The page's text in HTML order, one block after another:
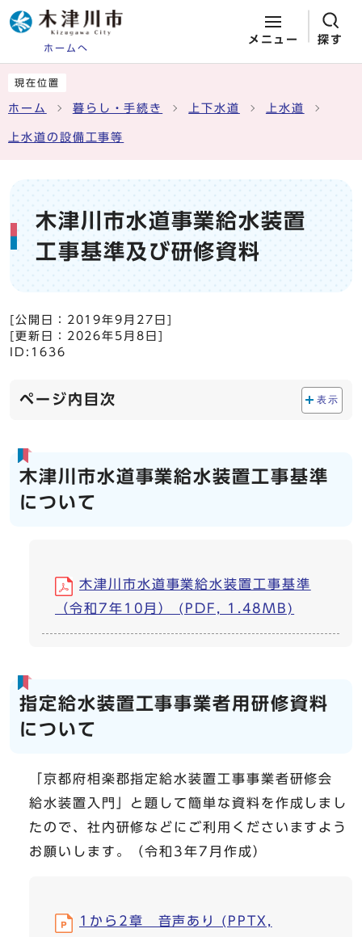
ホームへ
メニュー 探す
現在位置
ホーム 暮らし・手続き 上下水道 上水道
上水道の設備工事等
木津川市水道事業給水装置
工事基準及び研修資料
[公開日： 2019年9月27日
[更新日： 2026年5月8日
ID:1636
ページ内目次 表示
木津川市水道事業給水装置工事基準
について
木津川市水道事業給水装置工事基準
（令和7年10月） (PDF, 1.48MB)
指定給水装置工事事業者用研修資料
について
「京都府相楽郡指定給水装置工事事業者研修会
給水装置入門」と題して簡単な資料を作成しまし
たので、社内研修などにご利用くださいますよう
お願いします。（令和3年7月作成）
1から2章 音声あり (PPTX,